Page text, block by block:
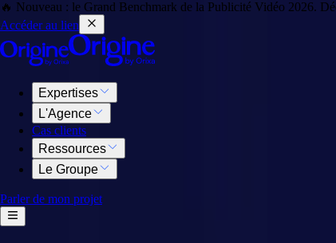
🔥 Nouveau : le Grand Benchmark de la Publicité Vidéo 2026.
Accéder au lien
Expertises
L'Agence
Cas clients
Ressources
Le Groupe
Parler de mon projet